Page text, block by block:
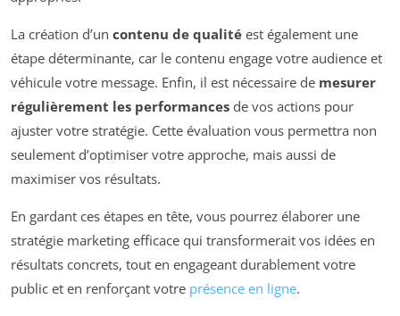
La création d’un contenu de qualité est également une
étape déterminante, car le contenu engage votre audience et
véhicule votre message. Enfin, il est nécessaire de mesurer
régulièrement les performances de vos actions pour
ajuster votre stratégie. Cette évaluation vous permettra non
seulement d’optimiser votre approche, mais aussi de
maximiser vos résultats.
En gardant ces étapes en tête, vous pourrez élaborer une
stratégie marketing efficace qui transformerait vos idées en
résultats concrets, tout en engageant durablement votre
public et en renforçant votre présence en ligne.